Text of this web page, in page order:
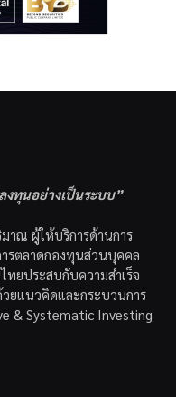
งทุนอย่างเป็นระบบ”
าณ ผู้ให้บริการด้านการ
รตลาดกองทุนส่วนบุคคล
ยประสบกับความสำเร็จ
วยแนวคิดและกระบวนการ
& Systematic Investing